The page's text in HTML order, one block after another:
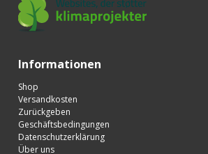
Informationen
Shop
Versandkosten
Zurückgeben
Geschäftsbedingungen
Datenschutzerklärung
Über uns